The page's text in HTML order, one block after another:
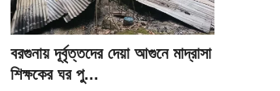
বরগুনায় দূর্বৃত্তদের দেয়া আগুনে মাদ্রাসা
শিক্ষকের ঘর পু...